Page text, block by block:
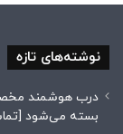
نوشته‌های تازه
درب هوشمند
بسته می‌شود